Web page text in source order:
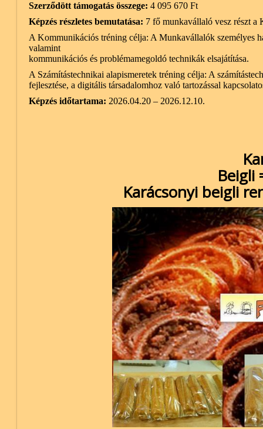
Szerződött támogatás összege: 4 095 670 Ft
Képzés részletes bemutatása: 7 fő munkavállaló vesz részt a
A Kommunikációs tréning célja: A Munkavállalók személyes
valamint
kommunikációs és problémamegoldó technikák elsajátítása.
A Számítástechnikai alapismeretek tréning célja: A
fejlesztése, a digitális társadalomhoz való tartozással
Képzés időtartama: 2026.04.20 – 2026.12.10.
Beigli
Karácsonyi beigli